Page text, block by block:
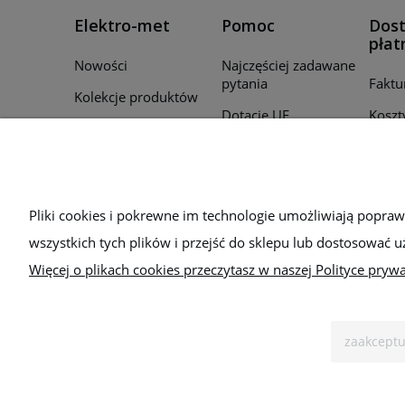
Elektro-met
Nowości
Kolekcje produktów
Pomoc
Najczęściej zadawane
pytania
Dotacje UE
Bezpieczeństwo
Pliki cookies i pokrewne im technologie umożliwiają
wszystkich tych plików i przejść do sklepu lub dostosować
Więcej o plikach cookies przeczytasz w naszej Polityce